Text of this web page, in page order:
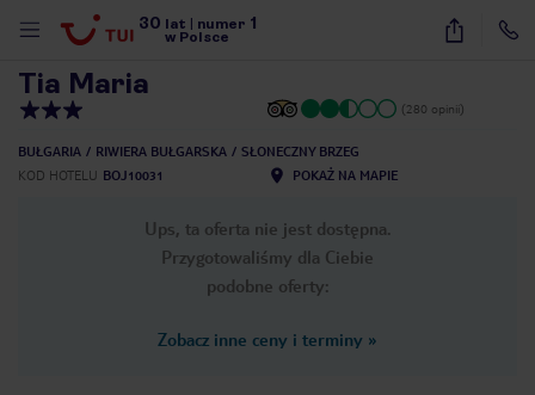
30 lat numer 1
w Polsce
36
Tia Maria
(280 opinii)
BUŁGARIA RIWIERA BUŁGARSKA
SŁONECZNY BRZEG
KOD HOTELU BOJ10031 POKAŻ NA MAPIE
Ups, ta oferta nie jest dostępna.
Przygotowaliśmy dla Ciebie
podobne oferty:
Zobacz inne ceny i terminy »